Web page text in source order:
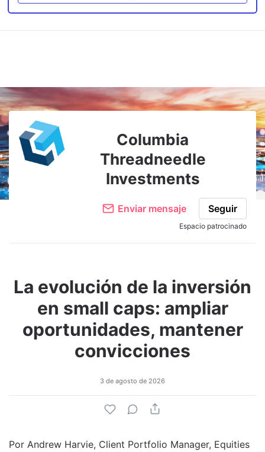
Columbia
Threadneedle
Investments
Enviar mensaje Seguir
Espacio patrocinado
La evolución de la inversión
en small caps: ampliar
oportunidades, mantener
convicciones
3 de agosto de 2026
Por Andrew Harvie, Client Portfolio Manager, Equities